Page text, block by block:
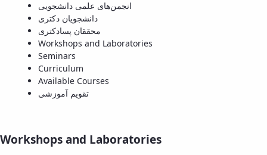
Structure
Faculty
Deputy
Dean
for
Educational
Deputy
Research
Affairs
Journal
of
Stress
Analysis
انجمن‌های علمی دانشجویی
دانشجویان دکتری
محققان پسادکتری
Workshops and Laboratories
Seminars
Curriculum
Available Courses
تقویم آموزشی
Workshops and Laboratories